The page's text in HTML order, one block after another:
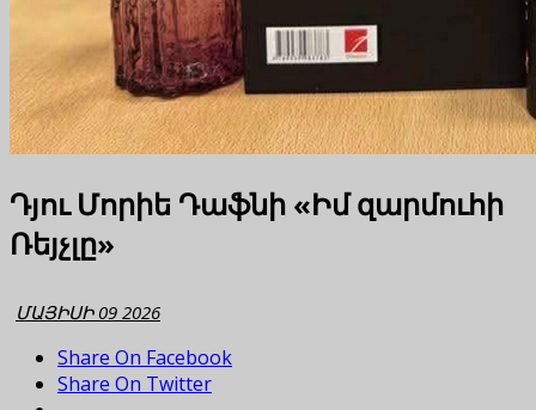
Դյու Մորիե Դաֆնի «Իմ զարմուհի
Ռեյչլը»
ՄԱՅԻՍԻ 09 2026
Share On Facebook
Share On Twitter